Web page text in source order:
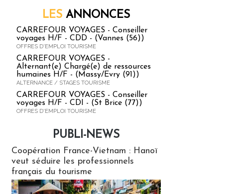
LES ANNONCES
CARREFOUR VOYAGES - Conseiller
voyages H/F - CDD - (Vannes (56))
OFFRES D'EMPLOI TOURISME
CARREFOUR VOYAGES -
Alternant(e) Chargé(e) de ressources
humaines H/F - (Massy/Evry (91))
ALTERNANCE / STAGES TOURISME
CARREFOUR VOYAGES - Conseiller
voyages H/F - CDI - (St Brice (77))
OFFRES D'EMPLOI TOURISME
PUBLI-NEWS
Coopération France-Vietnam : Hanoï
veut séduire les professionnels
français du tourisme